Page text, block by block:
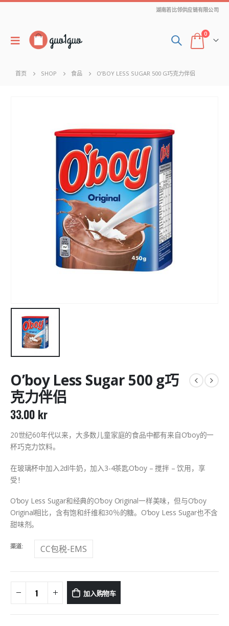
湖南若比邻供应链有限公司
0
首页 SHOP 食品 O’BOY LESS SUGAR 500 G巧克力伴侣
O’boy Less Sugar 500 g巧
克力伴侣
33.00 kr
20世纪60年代以来，大多数儿童家庭的食品中都有来自O’boy的一
杯巧克力饮料。
在玻璃杯中加入2dl牛奶，加入3-4茶匙O’boy – 搅拌 – 饮用，享
受！
O’boy Less Sugar和经典的O’boy Original一样美味，但与O’boy
Original相比，含有饱和纤维和30％的糖。O’boy Less Sugar也不含
甜味剂。
渠道 CC包税-EMS
加入购物车